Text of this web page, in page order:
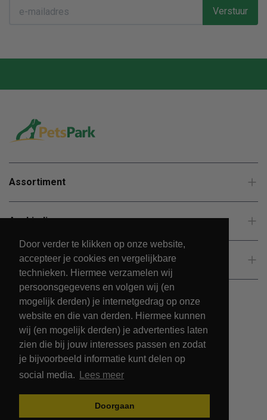
Door verder te klikken op onze website,
accepteer je cookies en vergelijkbare
technieken. Hiermee verzamelen wij
persoonsgegevens en volgen wij (en
mogelijk derden) je internetgedrag op onze
website en die van derden. Hiermee kunnen
wij (en mogelijk derden) je advertenties laten
zien die bij jouw interesses passen en zodat
je bijvoorbeeld informatie kunt delen op
social media.
Lees meer
Doorgaan
Verstuur
Assortiment
Aanbiedingen
Klantenservice
© 2026 - PetsPark.nl.